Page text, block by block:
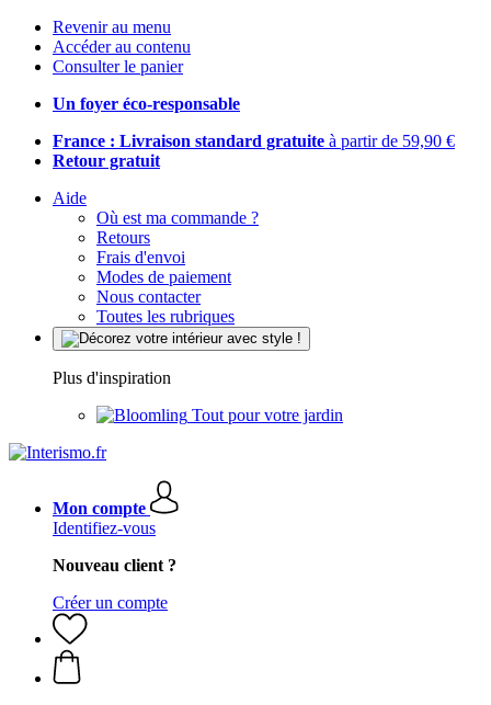
Revenir au menu
Accéder au contenu
Consulter le panier
Un foyer éco-responsable
France : Livraison standard gratuite à partir de 59,90 €
Retour gratuit
Aide
Où est ma commande ?
Retours
Frais d'envoi
Modes de paiement
Nous contacter
Toutes les rubriques
Plus d'inspiration
Tout pour votre jardin
Mon compte
Identifiez-vous
Nouveau client ?
Créer un compte